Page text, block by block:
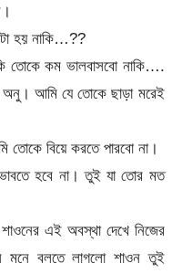
হয় নাকি…??
তোকে কম ভালবাসবো নাকি….
আমি যে তোকে ছাড়া মরেই
তোকে বিয়ে করতে পারবো না।
হবে না। তুই যা তোর মত
এই অবস্থা দেখে নিজের
বলতে লাগলো শাওন তুই